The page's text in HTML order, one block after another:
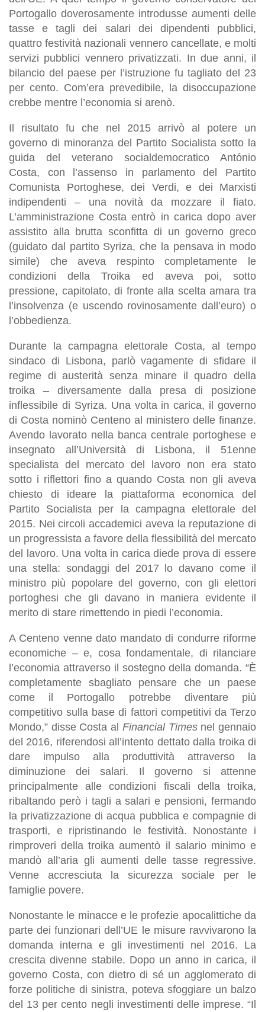
Portogallo doverosamente introdusse aumenti delle
tasse e tagli dei salari dei dipendenti pubblici,
quattro festività nazionali vennero cancellate, e molti
servizi pubblici vennero privatizzati. In due anni, il
bilancio del paese per l’istruzione fu tagliato del 23
per cento. Com’era prevedibile, la disoccupazione
crebbe mentre l’economia si arenò.
Il risultato fu che nel 2015 arrivò al potere un
governo di minoranza del Partito Socialista sotto la
guida del veterano socialdemocratico António
Costa, con l’assenso in parlamento del Partito
Comunista Portoghese, dei Verdi, e dei Marxisti
indipendenti – una novità da mozzare il fiato.
L’amministrazione Costa entrò in carica dopo aver
assistito alla brutta sconfitta di un governo greco
(guidato dal partito Syriza, che la pensava in modo
simile) che aveva respinto completamente le
condizioni della Troika ed aveva poi, sotto
pressione, capitolato, di fronte alla scelta amara tra
l’insolvenza (e uscendo rovinosamente dall’euro) o
l’obbedienza.
Durante la campagna elettorale Costa, al tempo
sindaco di Lisbona, parlò vagamente di sfidare il
regime di austerità senza minare il quadro della
troika – diversamente dalla presa di posizione
inflessibile di Syriza. Una volta in carica, il governo
di Costa nominò Centeno al ministero delle finanze.
Avendo lavorato nella banca centrale portoghese e
insegnato all’Università di Lisbona, il 51enne
specialista del mercato del lavoro non era stato
sotto i riflettori fino a quando Costa non gli aveva
chiesto di ideare la piattaforma economica del
Partito Socialista per la campagna elettorale del
2015. Nei circoli accademici aveva la reputazione di
un progressista a favore della flessibilità del mercato
del lavoro. Una volta in carica diede prova di essere
una stella: sondaggi del 2017 lo davano come il
ministro più popolare del governo, con gli elettori
portoghesi che gli davano in maniera evidente il
merito di stare rimettendo in piedi l’economia.
A Centeno venne dato mandato di condurre riforme
economiche – e, cosa fondamentale, di rilanciare
l’economia attraverso il sostegno della domanda. “È
completamente sbagliato pensare che un paese
come il Portogallo potrebbe diventare più
competitivo sulla base di fattori competitivi da Terzo
Mondo,” disse Costa al Financial Timesnel gennaio
del 2016, riferendosi all’intento dettato dalla troika di
dare impulso alla produttività attraverso la
diminuzione dei salari. Il governo si attenne
principalmente alle condizioni fiscali della troika,
ribaltando però i tagli a salari e pensioni, fermando
la privatizzazione di acqua pubblica e compagnie di
trasporti, e ripristinando le festività. Nonostante i
rimproveri della troika aumentò il salario minimo e
mandò all’aria gli aumenti delle tasse regressive.
Venne accresciuta la sicurezza sociale per le
famiglie povere.
Nonostante le minacce e le profezie apocalittiche da
parte dei funzionari dell’UE le misure ravvivarono la
domanda interna e gli investimenti nel 2016. La
crescita divenne stabile. Dopo un anno in carica, il
governo Costa, con dietro di sé un agglomerato di
forze politiche di sinistra, poteva sfoggiare un balzo
del 13 per cento negli investimenti delle imprese. “Il